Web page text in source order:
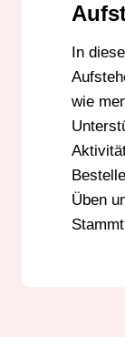
In
wie
Üben